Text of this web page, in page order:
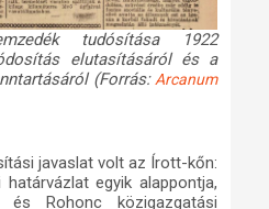
tudósítása 1922
elutasításáról és a
(Forrás: Arcanum
javaslat volt az Írott-kőn:
egyik alappontja,
Rohonc közigazgatási